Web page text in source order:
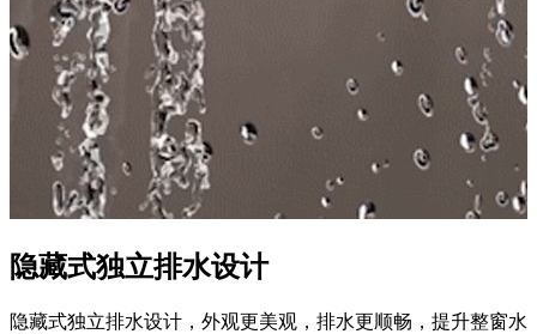
隐藏式独立排水设计
隐藏式独立排水设计，外观更美观，排水更顺畅，提升整窗水